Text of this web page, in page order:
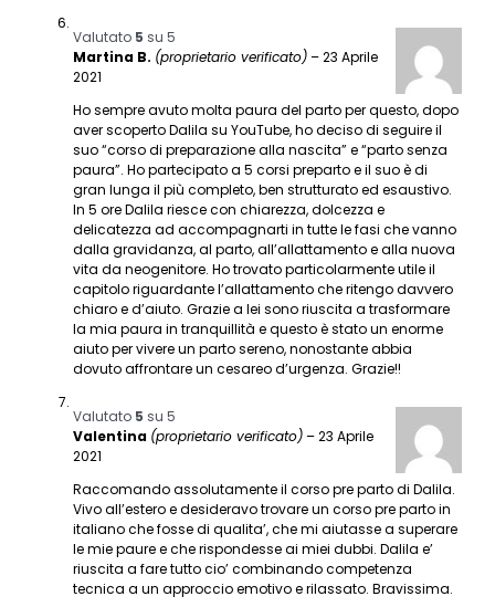
Valutato 5 su 5
Martina B. (proprietario verificato)–23 Aprile
2021
Ho sempre avuto molta paura del parto per questo, dopo
aver scoperto Dalila su YouTube, ho deciso di seguire il
suo “corso di preparazione alla nascita” e “parto senza
paura”. Ho partecipato a 5 corsi preparto e il suo è di
gran lunga il più completo, ben strutturato ed esaustivo.
In 5 ore Dalila riesce con chiarezza, dolcezza e
delicatezza ad accompagnarti in tutte le fasi che vanno
dalla gravidanza, al parto, all’allattamento e alla nuova
vita da neogenitore. Ho trovato particolarmente utile il
capitolo riguardante l’allattamento che ritengo davvero
chiaro e d’aiuto. Grazie a lei sono riuscita a trasformare
la mia paura in tranquillità e questo è stato un enorme
aiuto per vivere un parto sereno, nonostante abbia
dovuto affrontare un cesareo d’urgenza. Grazie!!
Valutato 5 su 5
Valentina (proprietario verificato)–23 Aprile
2021
Raccomando assolutamente il corso pre parto di Dalila.
Vivo all’estero e desideravo trovare un corso pre parto in
italiano che fosse di qualita’, che mi aiutasse a superare
le mie paure e che rispondesse ai miei dubbi. Dalila e’
riuscita a fare tutto cio’ combinando competenza
tecnica a un approccio emotivo e rilassato. Bravissima.